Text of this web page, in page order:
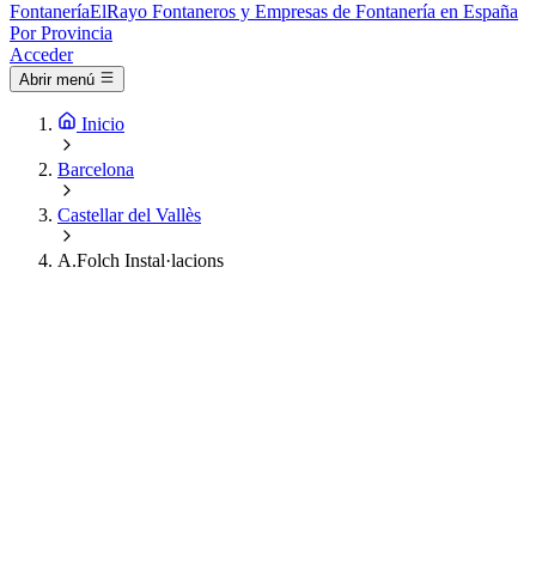
FontaneríaElRayo Fontaneros y Empresas de Fontanería en España
Por Provincia
Acceder
Abrir menú
Inicio
Barcelona
Castellar del Vallès
A.Folch Instal·lacions